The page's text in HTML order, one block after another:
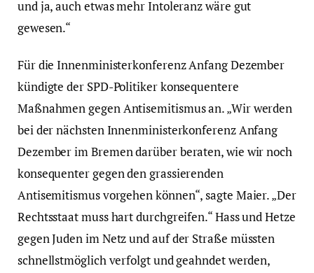
und ja, auch etwas mehr Intoleranz wäre gut
gewesen.“
Für die Innenministerkonferenz Anfang Dezember
kündigte der SPD-Politiker konsequentere
Maßnahmen gegen Antisemitismus an. „Wir werden
bei der nächsten Innenministerkonferenz Anfang
Dezember im Bremen darüber beraten, wie wir noch
konsequenter gegen den grassierenden
Antisemitismus vorgehen können“, sagte Maier. „Der
Rechtsstaat muss hart durchgreifen.“ Hass und Hetze
gegen Juden im Netz und auf der Straße müssten
schnellstmöglich verfolgt und geahndet werden,